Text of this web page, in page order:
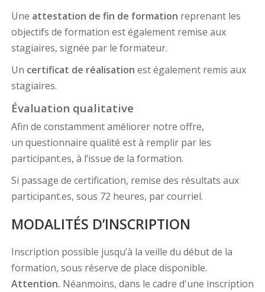
Une attestation de fin de formation reprenant les
objectifs de formation est également remise aux
stagiaires, signée par le formateur.
Un certificat de réalisation est également remis aux
stagiaires.
Évaluation qualitative
Afin de constamment améliorer notre offre,
un questionnaire qualité est à remplir par les
participant.es, à l’issue de la formation.
Si passage de certification, remise des résultats aux
participant.es, sous 72 heures, par courriel.
MODALITÉS D’INSCRIPTION
Inscription possible jusqu’à la veille du début de la
formation, sous réserve de place disponible.
Attention. Néanmoins, dans le cadre d'une inscription